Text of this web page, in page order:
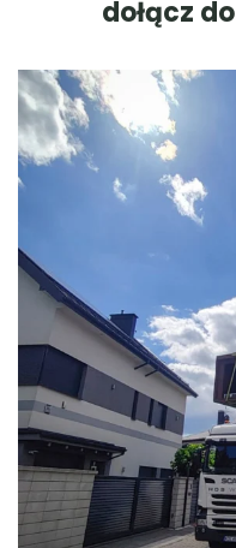
dołącz